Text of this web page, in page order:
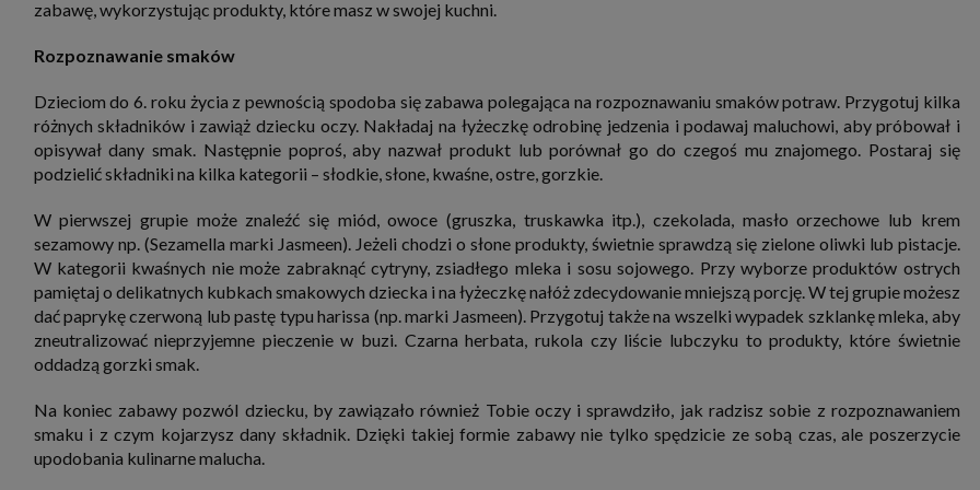
zbierania i przetwarzania danych osobowych w celu personalizowania treści i reklam oraz analizowania
funkcjonowania znajdzieszpod tym linkiem. Pod tym linkiem znajdziesz także informację o tym jak
ustawienia przeglądarki, aby ograniczyć lub wyłączyć funkcjonowanie plików cookies itp. oraz jak
pliki z Twojego urządzenia.
Twoje uprawnienia
1. Jeśli udzieliłeś zgody na przetwarzanie danych możesz ją w każdej chwili wycofać (cofnięcie zgody
nie uchyli zgodności z prawem przetwarzania już dokonanego na jej podstawie);
2. Masz również prawo żądania dostępu do Twoich danych osobowych, ich sprostowania,
ograniczenia przetwarzania, prawo do przeniesienia danych, wyrażenia sprzeciwu wobec przetwarzania
oraz prawo do wniesienia skargi do organu nadzorczego, którym w Polsce jest Prezes Urzędu Ochrony
Osobowych.Pod tym adresemznajdziesz dodatkowe informacje dotyczące przetwarzania danych i
uprawnień.
zabawę, wykorzystując produkty, które masz w swojej kuchni.
Rozpoznawanie smaków
Dzieciom do 6. roku życia z pewnością spodoba się zabawa polegająca na rozpoznawaniu smaków potraw. Przygotuj kilka
różnych składników i zawiąż dziecku oczy. Nakładaj na łyżeczkę odrobinę jedzenia i podawaj maluchowi, aby próbował i
opisywał dany smak. Następnie poproś, aby nazwał produkt lub porównał go do czegoś mu znajomego. Postaraj się
podzielić składniki na kilka kategorii – słodkie, słone, kwaśne, ostre, gorzkie.
W pierwszej grupie może znaleźć się miód, owoce (gruszka, truskawka itp.), czekolada, masło orzechowe lub krem
sezamowy np. (Sezamella marki Jasmeen). Jeżeli chodzi o słone produkty, świetnie sprawdzą się zielone oliwki lub pistacje.
W kategorii kwaśnych nie może zabraknąć cytryny, zsiadłego mleka i sosu sojowego. Przy wyborze produktów ostrych
pamiętaj o delikatnych kubkach smakowych dziecka i na łyżeczkę nałóż zdecydowanie mniejszą porcję. W tej grupie możesz
dać paprykę czerwoną lub pastę typu harissa (np. marki Jasmeen). Przygotuj także na wszelki wypadek szklankę mleka, aby
zneutralizować nieprzyjemne pieczenie w buzi. Czarna herbata, rukola czy liście lubczyku to produkty, które świetnie
oddadzą gorzki smak.
Na koniec zabawy pozwól dziecku, by zawiązało również Tobie oczy i sprawdziło, jak radzisz sobie z rozpoznawaniem
smaku i z czym kojarzysz dany składnik. Dzięki takiej formie zabawy nie tylko spędzicie ze sobą czas, ale poszerzycie
upodobania kulinarne malucha.